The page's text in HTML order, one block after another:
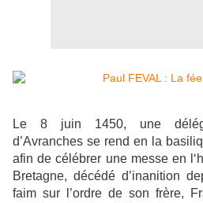
Le 8 juin 1450, une
d’Avranches se rend en la
afin de célébrer une messe en
Bretagne, décédé d’inanition
faim sur l’ordre de son frère,